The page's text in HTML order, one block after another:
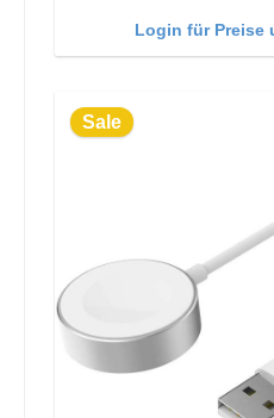
Login für Preise
Sale